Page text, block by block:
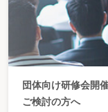
団体向け研修会開
ご検討の方へ